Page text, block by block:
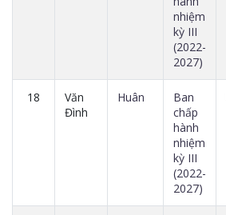
nhiệm
kỳ III
(2022-
2027)
18
Văn
Đình
Huân
Ban
chấp
hành
nhiệm
kỳ III
(2022-
2027)